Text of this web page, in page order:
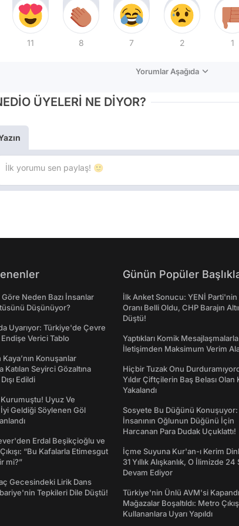
11 8 7 2 1
Yorumlar Aşağıda
ÜYELERİ NE DİYOR?
Neden Bazı İnsanlar
Düşünüyor?
Uyarıyor: Türkiye'de Çevre
Verici Tablo
Konuşanlar
Katılan Seyirci Gözaltına
Dışı Edildi
Kurumuştu! Uyuz Ve
Geldiği Söylenen Göl
Erdal Beşikçioğlu ve
“Bu Kafalarla Etimesgut
mi?”
Gecesindeki Lirik Dans
Tepkileri Dile Düştü!
Günün Popüler
İlk Anket Sonucu: YENİ Parti'nin
Oranı Belli Oldu, CHP Barajın
Düştü!
Yaptıkları Komik Mesajlaşmalarla
İletişimden Maksimum Verim
Hiçbir Tuzak Onu
Yıldır Çiftçilerin Baş Belası Olan
Yakalandı
Sosyete Bu Düğünü
İnsanının Oğlunun Düğünü İçin
Harcanan Para Dudak Uçuklattı!
İçme Suyuna Kur'an-ı Kerim
31 Yıllık Alışkanlık, O İlimizde 24
Devam Ediyor
Türkiye'nin Ünlü AVM'si
Mağazalar Boşaltıldı: Metro
Kullananlara Uyarı Yapıldı